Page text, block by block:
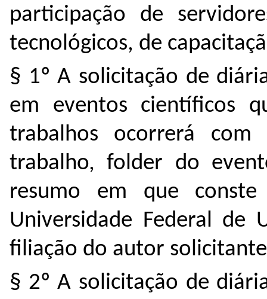
participação de
tecnológicos, de
§ 1º A solicitação de
em eventos científicos
trabalhos ocorrerá
trabalho, folder do
resumo em que conste
Universidade Federal de
filiação do autor
§ 2º A solicitação de